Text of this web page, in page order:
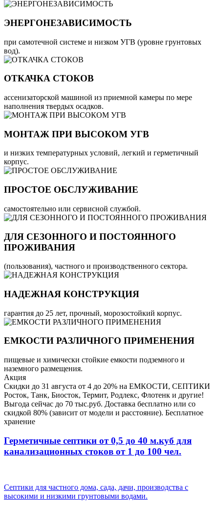
ЭНЕРГОНЕЗАВИСИМОСТЬ
при самотечной системе и низком УГВ (уровне грунтовых
вод).
ОТКАЧКА СТОКОВ
ассенизаторской машиной из приемной камеры по мере
наполнения твердых осадков.
МОНТАЖ ПРИ ВЫСОКОМ УГВ
и низких температурных условий, легкий и герметичный
корпус.
ПРОСТОЕ ОБСЛУЖИВАНИЕ
самостоятельно или сервисной службой.
ДЛЯ СЕЗОННОГО И ПОСТОЯННОГО
ПРОЖИВАНИЯ
(пользования), частного и производственного сектора.
НАДЕЖНАЯ КОНСТРУКЦИЯ
гарантия до 25 лет, прочный, морозостойкий корпус.
ЕМКОСТИ РАЗЛИЧНОГО ПРИМЕНЕНИЯ
пищевые и химически стойкие емкости подземного и
наземного размещения.
Акция
Скидки до 31 августа от 4 до 20% на ЕМКОСТИ, СЕПТИКИ
Росток, Танк, Биосток, Термит, Родлекс, Флотенк и другие!
Выгода сейчас до 70 тыс.руб. Доставка бесплатно или со
скидкой 80% (зависит от модели и расстояние). Бесплатное
хранение
Герметичные септики от 0,5 до 40 м.куб для
канализационных стоков от 1 до 100 чел.
Септики для частного дома, сада, дачи, производства с
высокими и низкими грунтовыми водами.